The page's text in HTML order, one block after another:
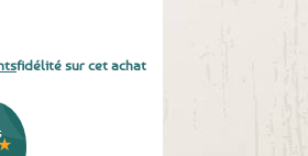
fidélité sur cet achat